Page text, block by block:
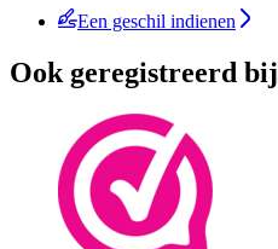
Een geschil indienen
Ook geregistreerd bij